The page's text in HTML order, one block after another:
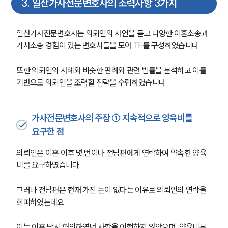
3. 일산가사전문변호사의 조력사항 3가지
일산가사전문변호사는 의뢰인의 사연을 듣고 다양한 이혼소송과
가사소송 경험이 있는 변호사들을 모아 TF를 구성하였습니다.
또한 의뢰인의 사례와 비슷한 판례와 관련 법률을 분석하고 이를
기반으로 의뢰인을 조력할 전략을 수립하였습니다.
가사전문변호사의 주장 ① 지속적으로 양육비를
요구한 점
의뢰인은 이혼 이후 몇 번이나 전남편에게 연락하여 약속한 양육
비를 요구하였습니다.
그러나 전남편은 현재 가진 돈이 없다는 이유로 의뢰인의 연락을
회피하였는데요.